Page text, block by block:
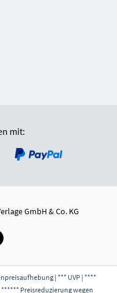
mit:
GmbH & Co. KG
| *** UVP | ****
Preisreduzierung wegen